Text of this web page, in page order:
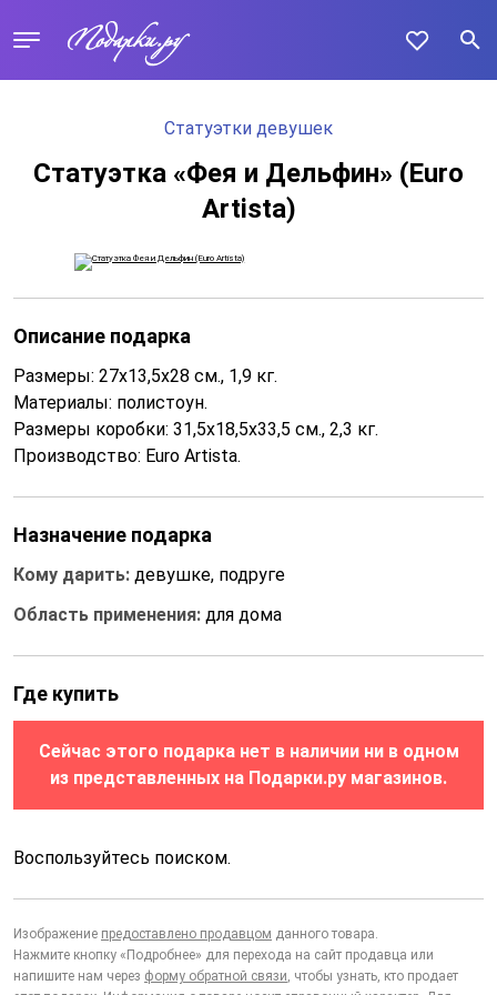
Статуэтки девушек
Статуэтка «Фея и Дельфин» (Euro
Artista)
Описание подарка
Размеры: 27х13,5х28 cм., 1,9 кг.
Материалы: полистоун.
Размеры коробки: 31,5х18,5х33,5 см., 2,3 кг.
Производство: Euro Artista.
Назначение подарка
Кому дарить: девушке, подруге
Область применения: для дома
Где купить
Сейчас этого подарка нет в наличии ни в одном
из представленных на Подарки.ру магазинов.
Воспользуйтесь поиском.
Изображение предоставлено продавцом данного товара.
Нажмите кнопку «Подробнее» для перехода на сайт продавца или
напишите нам через форму обратной связи, чтобы узнать, кто продает